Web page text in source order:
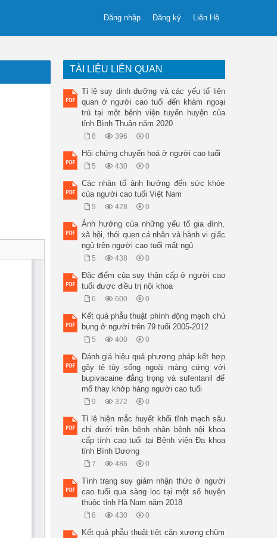
Liên Hệ
Đăng ký
Đăng nhập
TÀI LIỆU LIÊN QUAN
Tỉ lệ suy dinh dưỡng và các yếu tố liên
quan ở người cao tuổi đến khám ngoại
trú tại một bệnh viện tuyến huyện của
tỉnh Bình Thuận năm 2020
8 396 0
Hội chứng chuyển hoá ở người cao tuổi
5 430 0
Các nhân tố ảnh hưởng đến sức khỏe
của người cao tuổi Việt Nam
9 428 0
Ảnh hưởng của những yếu tố gia đình,
xã hội, thói quen cá nhân và hành vi giấc
ngủ trên người cao tuổi mất ngủ
5 438 0
Đặc điểm của suy thận cấp ở người cao
tuổi được điều trị nội khoa
6 600 0
Kết quả phẫu thuật phình động mạch chủ
bụng ở người trên 79 tuổi 2005-2012
5 400 0
Đánh giá hiệu quả phương pháp kết hợp
gây tê tủy sống ngoài màng cứng với
bupivacaine đẳng trọng và sufentanil để
mổ thay khớp háng người cao tuổi
9 372 0
Tỉ lệ hiện mắc huyết khối tĩnh mạch sâu
chi dưới trên bệnh nhân bệnh nội khoa
cấp tính cao tuổi tại Bệnh viện Đa khoa
tỉnh Bình Dương
7 486 0
Tình trạng suy giảm nhận thức ở người
cao tuổi qua sàng lọc tại một số huyện
thuộc tỉnh Hà Nam năm 2018
8 430 0
Kết quả phẫu thuật tiệt căn xương chũm